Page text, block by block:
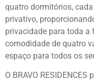
quatro dormitórios,
privativo,
privacidade para toda a
comodidade de quatro
espaço para todos os
O BRAVO